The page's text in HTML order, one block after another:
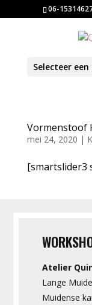
06-
Selecteer
Vormenstoof
mei 24, 2020 |
[smartslider3
Atelier
Lange
Muidense